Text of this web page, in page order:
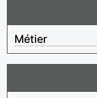
Métier